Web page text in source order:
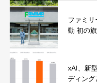
ファミ
動 初の
xAI、新
ディング